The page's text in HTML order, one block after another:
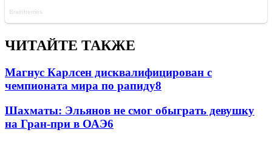
ЧИТАЙТЕ ТАКЖЕ
Магнус Карлсен дисквалифицирован с
чемпионата мира по рапиду8
Шахматы: Эльянов не смог обыграть девушку
на Гран-при в ОАЭ6